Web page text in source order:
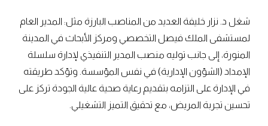
شغل د. نزار خليفة العديد من المناصب البارزة مثل: المدير العام
لمستشفى الملك فيصل التخصصي ومركز الأبحاث في المدينة
المنورة، إلى جانب توليه منصب المدير التنفيذي لإدارة سلسلة
الإمداد (الشؤون الإدارية) في نفس المؤسسة. وتؤكد طريقته
في الإدارة على التزامه بتقديم رعاية صحية عالية الجودة تركز على
تحسين تجربة المريض، مع تحقيق التميز التشغيلي.